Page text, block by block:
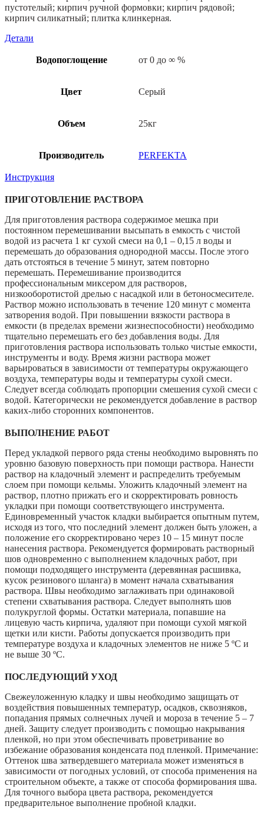
пустотелый; кирпич ручной формовки; кирпич рядовой;
кирпич силикатный; плитка клинкерная.
Детали
Водопоглощение от 0 до ∞ %
Цвет Серый
Объем 25кг
Производитель PERFEKTA
Инструкция
ПРИГОТОВЛЕНИЕ РАСТВОРА
Для приготовления раствора содержимое мешка при
постоянном перемешивании высыпать в емкость с чистой
водой из расчета 1 кг сухой смеси на 0,1 – 0,15 л воды и
перемешать до образования однородной массы. После этого
дать отстояться в течение 5 минут, затем повторно
перемешать. Перемешивание производится
профессиональным миксером для растворов,
низкооборотистой дрелью с насадкой или в бетоносмесителе.
Раствор можно использовать в течение 120 минут с момента
затворения водой. При повышении вязкости раствора в
емкости (в пределах времени жизнеспособности) необходимо
тщательно перемешать его без добавления воды. Для
приготовления раствора использовать только чистые емкости,
инструменты и воду. Время жизни раствора может
варьироваться в зависимости от температуры окружающего
воздуха, температуры воды и температуры сухой смеси.
Следует всегда соблюдать пропорции смешения сухой смеси с
водой. Категорически не рекомендуется добавление в раствор
каких-либо сторонних компонентов.
ВЫПОЛНЕНИЕ РАБОТ
Перед укладкой первого ряда стены необходимо выровнять по
уровню базовую поверхность при помощи раствора. Нанести
раствор на кладочный элемент и распределить требуемым
слоем при помощи кельмы. Уложить кладочный элемент на
раствор, плотно прижать его и скорректировать ровность
укладки при помощи соответствующего инструмента.
Единовременный участок кладки выбирается опытным путем,
исходя из того, что последний элемент должен быть уложен, а
положение его скорректировано через 10 – 15 минут после
нанесения раствора. Рекомендуется формировать растворный
шов одновременно с выполнением кладочных работ, при
помощи подходящего инструмента (деревянная расшивка,
кусок резинового шланга) в момент начала схватывания
раствора. Швы необходимо заглаживать при одинаковой
степени схватывания раствора. Следует выполнять шов
полукруглой формы. Остатки материала, попавшие на
лицевую часть кирпича, удаляют при помощи сухой мягкой
щетки или кисти. Работы допускается производить при
температуре воздуха и кладочных элементов не ниже 5 ºС и
не выше 30 ºС.
ПОСЛЕДУЮЩИЙ УХОД
Свежеуложенную кладку и швы необходимо защищать от
воздействия повышенных температур, осадков, сквозняков,
попадания прямых солнечных лучей и мороза в течение 5 – 7
дней. Защиту следует производить с помощью накрывания
пленкой, но при этом обеспечивать проветривание во
избежание образования конденсата под пленкой. Примечание:
Оттенок шва затвердевшего материала может изменяться в
зависимости от погодных условий, от способа применения на
строительном объекте, а также от способа формирования шва.
Для точного выбора цвета раствора, рекомендуется
предварительное выполнение пробной кладки.